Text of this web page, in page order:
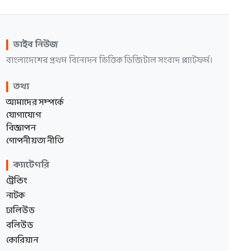
ভাইব নিউজ
বাংলাদেশের প্রথম বিনোদন ভিত্তিক ডিজিটাল সংবাদ প্ল্যাটফর্ম।
তথ্য
আমাদের সম্পর্কে
যোগাযোগ
বিজ্ঞাপন
গোপনীয়তা নীতি
ক্যাটেগরি
ট্রেন্ডিং
নাটক
ঢালিউড
বলিউড
কোরিয়ান